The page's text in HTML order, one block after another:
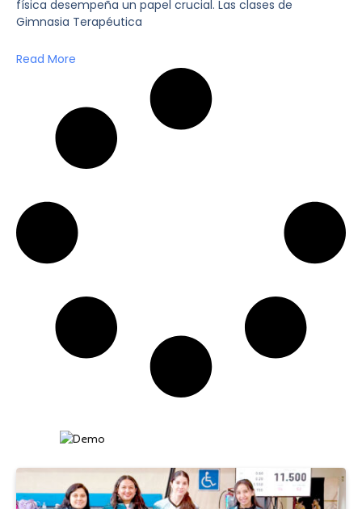
física desempeña un papel crucial. Las clases de
Gimnasia Terapéutica
Read More